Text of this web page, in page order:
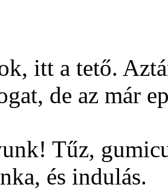
itt a tető.
de az már
Tűz,
és indulás.